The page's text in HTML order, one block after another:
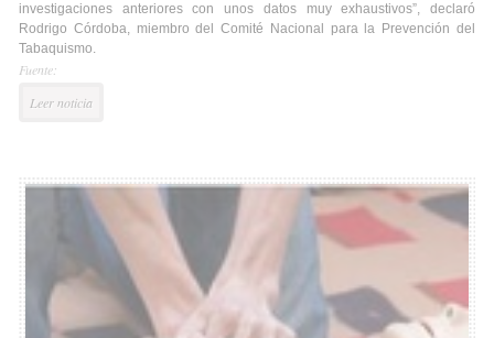
investigaciones anteriores con unos datos muy exhaustivos”, declaró
Rodrigo Córdoba, miembro del Comité Nacional para la Prevención del
Tabaquismo.
Fuente:
Leer noticia